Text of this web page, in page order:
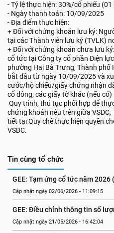
- Tỷ lệ thực hiện: 30%/cổ phiếu
- Ngày thanh toán: 10/09/2025
- Địa điểm thực hiện:
+ Đối với chứng khoán lưu ký:
tại các Thành viên lưu ký (TVLK)
+ Đối với chứng khoán chưa lưu
cổ tức tại Công ty cổ phần Điện
phường Hai Bà Trưng, Thành phố
bắt đầu từ ngày 10/09/2025 và
cước/hộ chiếu/giấy chứng nhận
cổ đông; các giấy tờ khác (nếu
Quy trình, thủ tục phối hợp để
chứng khoán nêu trên giữa VSDC,
tiết tại Quy chế thực hiện quyền
VSDC.
Tin cùng tổ chức
GEE: Tạm ứng cổ tức năm
Cập nhật ngày 02/06/2026 - 11:09:15
GEE: Điều chỉnh thông tin số
Cập nhật ngày 21/05/2026 - 16:42:04